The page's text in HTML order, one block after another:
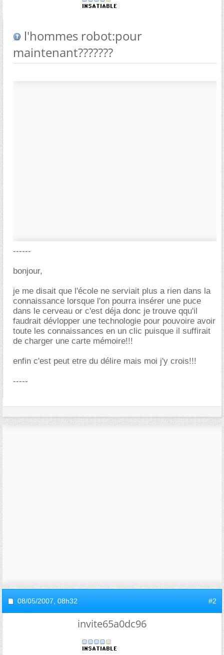
l'hommes robot:pour
maintenant???????
------
bonjour,
je me disait que l'école ne serviait plus a rien dans la
connaissance lorsque l'on pourra insérer une puce
dans le cerveau or c'est déja donc je trouve qqu'il
faudrait dévlopper une technologie pour pouvoire avoir
toute les connaissances en un clic puisque il suffirait
de charger une carte mémoire!!!
enfin c'est peut etre du délire mais moi j'y crois!!!
-----
08/05/2007, 08h32 #2
invite65a0dc96